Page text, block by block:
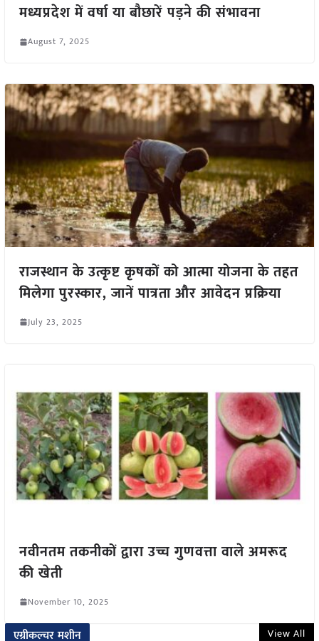
मध्यप्रदेश में वर्षा या बौछारें पड़ने की संभावना
August 7, 2025
राजस्थान के उत्कृष्ट कृषकों को आत्मा योजना के तहत
मिलेगा पुरस्कार, जानें पात्रता और आवेदन प्रक्रिया
July 23, 2025
नवीनतम तकनीकों द्वारा उच्च गुणवत्ता वाले अमरूद
की खेती
November 10, 2025
एग्रीकल्चर मशीन View All